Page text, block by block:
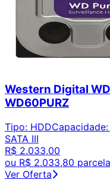
Western Digital
WD60PURZ
Tipo: HDDCapacidade:
SATA III
R$ 2.033,00
ou R$ 2.033,80
Ver Oferta